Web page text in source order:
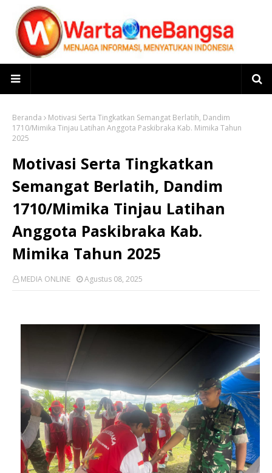
Beranda
Motivasi Serta Tingkatkan Semangat Berlatih, Dandim
1710/Mimika Tinjau Latihan Anggota Paskibraka Kab. Mimika Tahun
2025
Motivasi Serta Tingkatkan
Semangat Berlatih, Dandim
1710/Mimika Tinjau Latihan
Anggota Paskibraka Kab.
Mimika Tahun 2025
MEDIA ONLINE Agustus 08, 2025